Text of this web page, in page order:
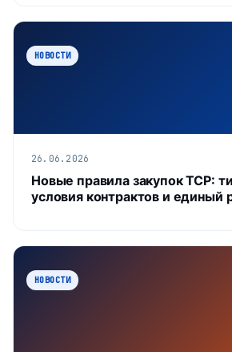
НОВОСТИ
26.06.2026
Новые правила закупок ТСР:
условия контрактов и
НОВОСТИ